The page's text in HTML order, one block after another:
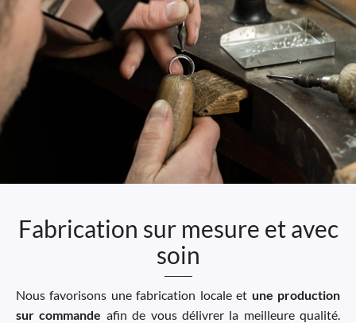
Fabrication sur mesure et avec
soin
Nous favorisons une fabrication locale et une production
sur commande afin de vous délivrer la meilleure qualité.